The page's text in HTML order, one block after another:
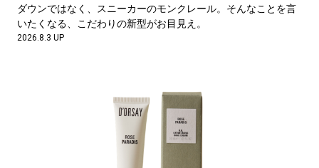
ダウンではなく、スニーカーのモンクレール。そんなことを言
いたくなる、こだわりの新型がお目見え。
2026.8.3 UP
あらゆる現場になじむ “GENBA” の服を、理容師と木工職人が着